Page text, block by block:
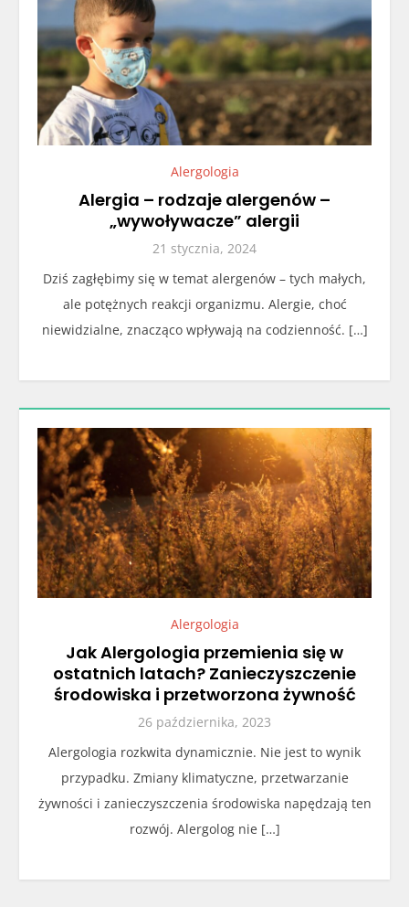
Alergologia
Alergia – rodzaje alergenów –
„wywoływacze” alergii
21 stycznia, 2024
Dziś zagłębimy się w temat alergenów – tych małych,
ale potężnych reakcji organizmu. Alergie, choć
niewidzialne, znacząco wpływają na codzienność. […]
Alergologia
Jak Alergologia przemienia się w
ostatnich latach? Zanieczyszczenie
środowiska i przetworzona żywność
26 października, 2023
Alergologia rozkwita dynamicznie. Nie jest to wynik
przypadku. Zmiany klimatyczne, przetwarzanie
żywności i zanieczyszczenia środowiska napędzają ten
rozwój. Alergolog nie […]